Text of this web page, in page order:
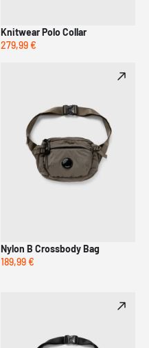
Knitwear Polo Collar
279,99 €
Nylon B Crossbody Bag
189,99 €